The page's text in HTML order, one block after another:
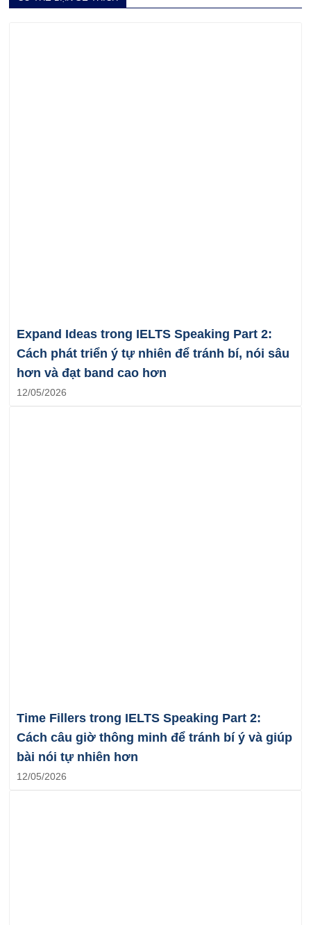
Expand Ideas trong IELTS Speaking Part 2:
Cách phát triển ý tự nhiên để tránh bí, nói sâu
hơn và đạt band cao hơn
12/05/2026
Time Fillers trong IELTS Speaking Part 2:
Cách câu giờ thông minh để tránh bí ý và giúp
bài nói tự nhiên hơn
12/05/2026